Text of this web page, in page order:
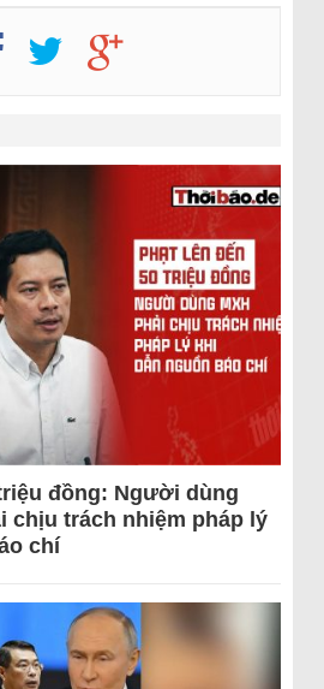
đồng: Người dùng
chịu trách nhiệm pháp lý
chí